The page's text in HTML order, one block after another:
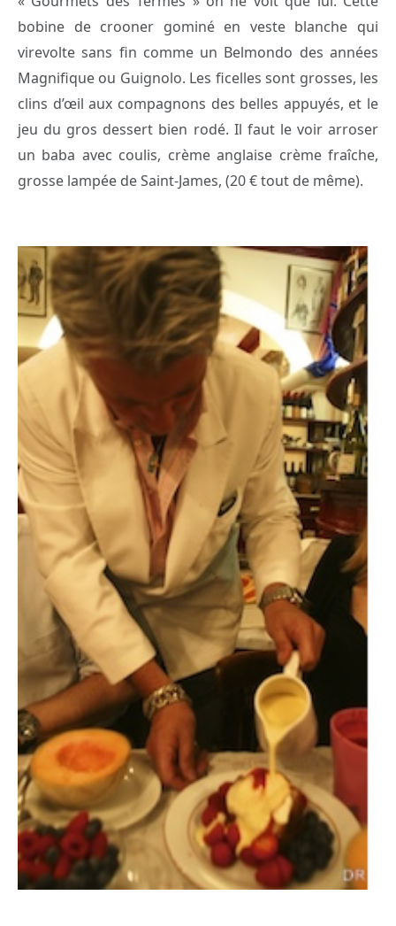
bobine de crooner gominé en veste blanche qui
virevolte sans fin comme un Belmondo des années
Magnifique ou Guignolo. Les ficelles sont grosses, les
clins d’œil aux compagnons des belles appuyés, et le
jeu du gros dessert bien rodé. Il faut le voir arroser
un baba avec coulis, crème anglaise crème fraîche,
grosse lampée de Saint-James, (20 € tout de même).